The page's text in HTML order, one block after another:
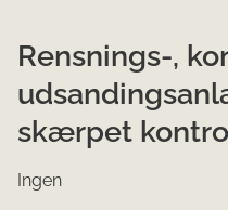
Rensnings-,
skærpet
Ingen